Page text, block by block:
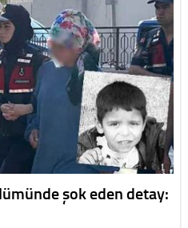
şok eden detay: